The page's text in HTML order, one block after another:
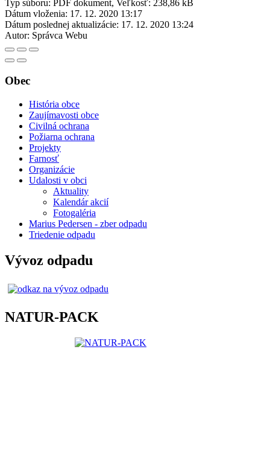
Typ súboru: PDF dokument, Veľkosť: 238,86 kB
Dátum vloženia: 17. 12. 2020 13:17
Dátum poslednej aktualizácie: 17. 12. 2020 13:24
Autor: Správca Webu
Obec
História obce
Zaujímavosti obce
Civilná ochrana
Požiarna ochrana
Projekty
Farnosť
Organizácie
Udalosti v obci
Aktuality
Kalendár akcií
Fotogaléria
Marius Pedersen - zber odpadu
Triedenie odpadu
Vývoz odpadu
NATUR-PACK